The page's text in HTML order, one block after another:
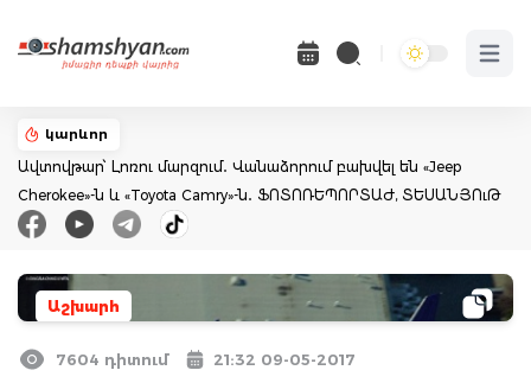
Open
կարևոր
Ավտովթար՝ Լոռու մարզում․ Վանաձորում բախվել են «Jeep
Cherokee»-ն և «Toyota Camry»-ն․ ՖՈՏՈՌԵՊՈՐՏԱԺ, ՏԵՍԱՆՅՈւԹ
Աշխարհ
7604 դիտում 21:32 09-05-2017